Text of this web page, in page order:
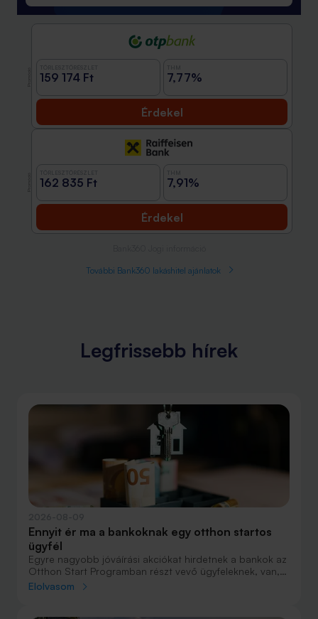
159 174 Ft 7,77%
Érdekel
162 835 Ft 7,91%
Érdekel
További Bank360 lakáshitel ajánlatok
Legfrissebb hírek
Ennyit ér ma a bankoknak egy otthon startos
ügyfél
Egyre nagyobb jóváírási akciókat hirdetnek a bankok az
Otthon Start Programban részt vevő ügyfeleknek, van,
ahol összesen akár félmillió forint jóváírást is össze lehet
Elolvasom